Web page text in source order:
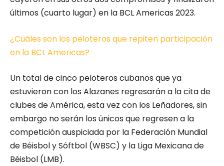
últimos (cuarto lugar) en la BCL Americas 2023.
¿Cuáles son los peloteros que repiten participación
en la BCL Americas?
Un total de cinco peloteros cubanos que ya
estuvieron con los Alazanes regresarán a la cita de
clubes de América, esta vez con los Leñadores, sin
embargo no serán los únicos que regresen a la
competición auspiciada por la Federación Mundial
de Béisbol y Sóftbol (WBSC) y la Liga Mexicana de
Béisbol (LMB).